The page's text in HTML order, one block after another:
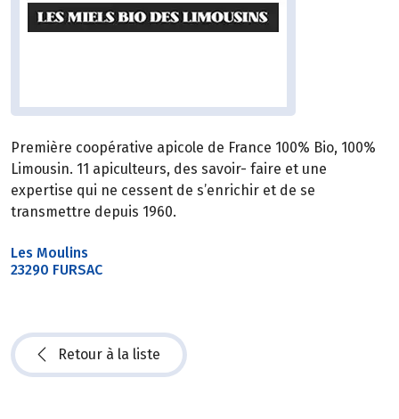
Première coopérative apicole de France 100% Bio, 100%
Limousin. 11 apiculteurs, des savoir- faire et une
expertise qui ne cessent de s’enrichir et de se
transmettre depuis 1960.
Les Moulins
23290 FURSAC
Retour à la liste